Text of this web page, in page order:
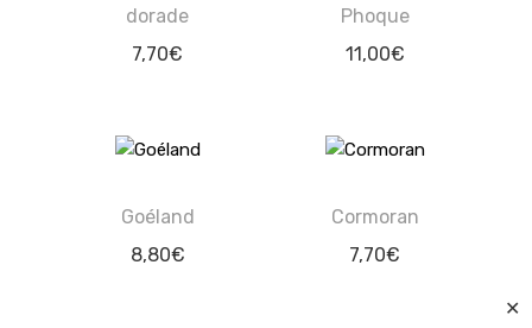
✕
dorade
7,70€
Phoque
11,00€
Goéland
8,80€
Cormoran
7,70€